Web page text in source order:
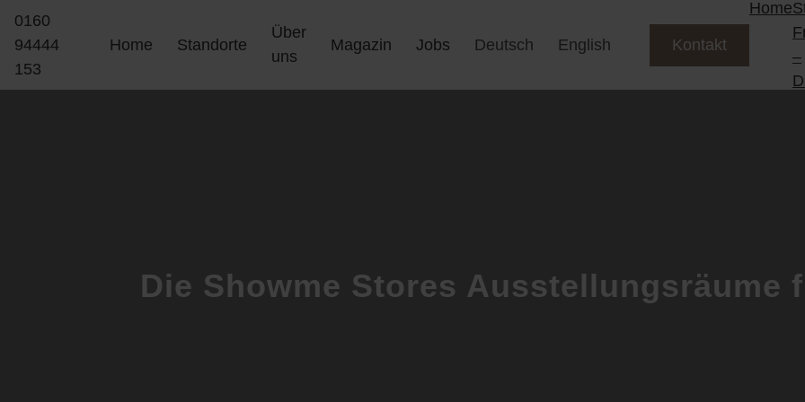
0160
94444
153
Home Standorte
Über
uns
Magazin Jobs Deutsch English Kontakt
Home
–
Die Showme Stores Ausstellungsräume